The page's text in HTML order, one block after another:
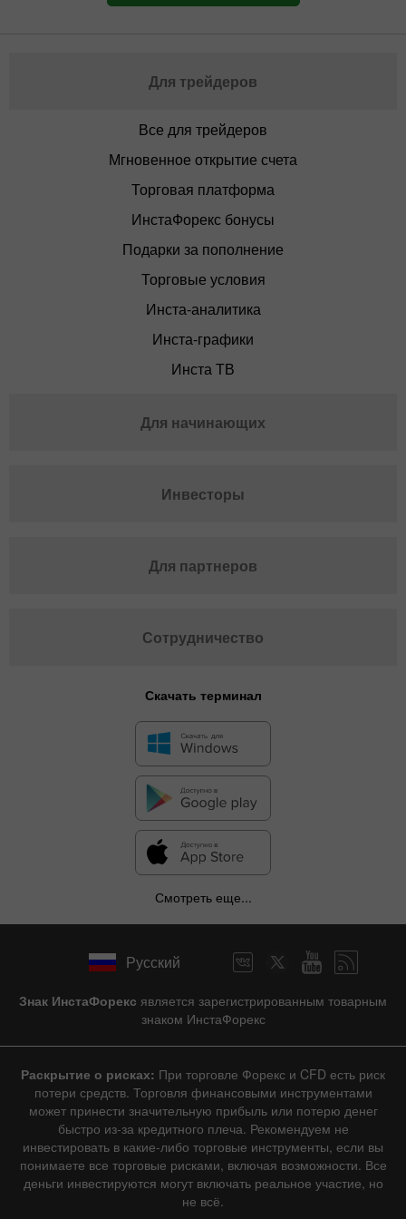
Для трейдеров
Все для трейдеров
Мгновенное открытие счета
Торговая платформа
ИнстаФорекс бонусы
Подарки за пополнение
Торговые условия
Инста-аналитика
Инста-графики
Инста ТВ
Для начинающих
Инвесторы
Для партнеров
Сотрудничество
Скачать терминал
Смотреть еще...
Русский
Знак ИнстаФорекс является зарегистрированным товарным
знаком ИнстаФорекс
Раскрытие о рисках: При торговле Форекс и CFD есть риск
потери средств. Торговля финансовыми инструментами
может принести значительную прибыль или потерю денег
быстро из-за кредитного плеча. Рекомендуем не
инвестировать в какие-либо торговые инструменты, если вы
понимаете все торговые рисками, включая возможности. Все
деньги инвестируются могут включать реальное участие, но
не всё.